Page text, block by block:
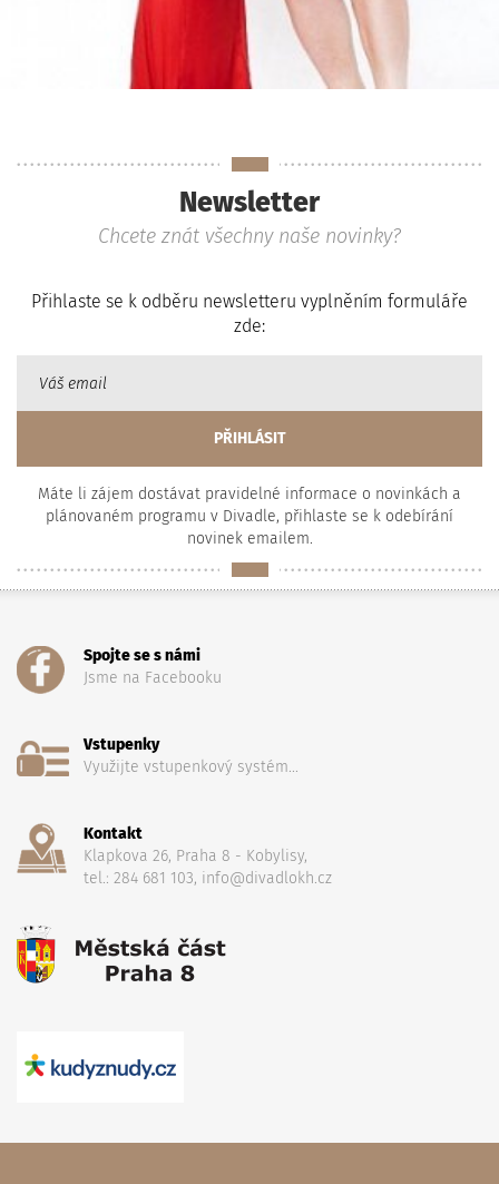
Newsletter
Chcete znát všechny naše novinky?
Přihlaste se k odběru newsletteru vyplněním formuláře
zde:
Máte li zájem dostávat pravidelné informace o novinkách a
plánovaném programu v Divadle, přihlaste se k odebírání
novinek emailem.
Spojte se s námi
Jsme na Facebooku
Vstupenky
Využijte vstupenkový systém...
Kontakt
Klapkova 26, Praha 8 - Kobylisy,
tel.: 284 681 103, info@divadlokh.cz